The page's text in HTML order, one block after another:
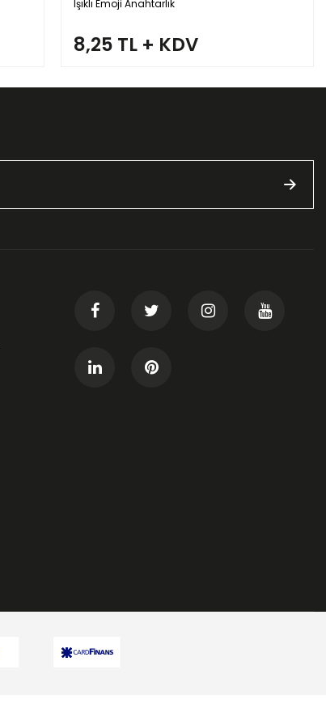
Işıklı Emoji Anahtarlık
8,25 TL + KDV